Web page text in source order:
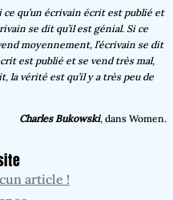
qu’un écrivain écrit est publié et
se dit qu’il est génial. Si ce
moyennement, l’écrivain se dit
est publié et se vend très mal,
la vérité est qu’il y a très peu de
Charles Bukowski, dans Women.
article !